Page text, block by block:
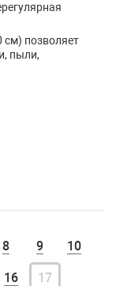
см) позволяет
пыли,
8 9 10
16 17